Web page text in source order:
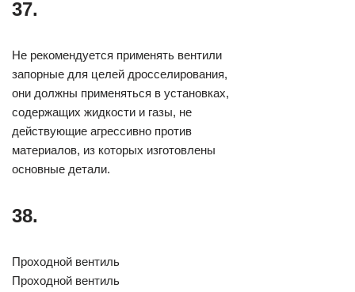
37.
Не рекомендуется применять вентили
запорные для целей дросселирования,
они должны применяться в установках,
содержащих жидкости и газы, не
действующие агрессивно против
материалов, из которых изготовлены
основные детали.
38.
Проходной вентиль
Проходной вентиль